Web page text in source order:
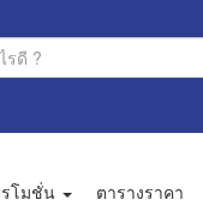
โมชั่น ตารางราคา